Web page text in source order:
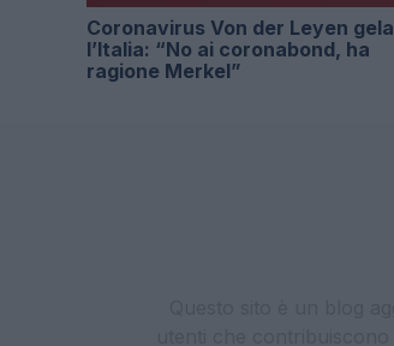
Coronavirus Von der Leyen gela
l’Italia: “No ai coronabond, ha
ragione Merkel”